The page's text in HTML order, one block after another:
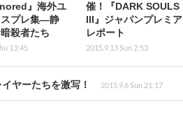
』海外ユ
スプレ集―静
殺者たち
13:45
催！『DARK SOULS
III』ジャパンプレミア
レポート
2015.9.13 Sun 2:53
ヤーたちを激写！ 2015.9.6 Sun 21:17